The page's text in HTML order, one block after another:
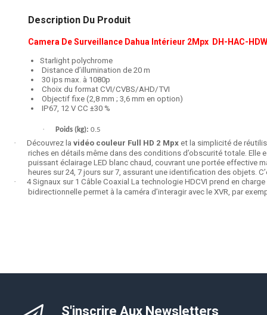
Description Du Produit
Camera De Surveillance Dahua Intérieur 2Mpx DH-HAC-
Starlight polychrome
Distance d’illumination de 20 m
30 ips max. à 1080p
Choix du format CVI/CVBS/AHD/TVI
Objectif fixe (2,8 mm ; 3,6 mm en option)
IP67, 12 V CC ±30 %
· Poids (kg): 0.5
· Découvrez lavidéo couleur Full HD 2 Mpxet la simplicité de
riches en détails même dans des conditions d’obscurité totale. Elle
puissant éclairage LED blanc chaud, couvrant une portée effective
heures sur 24, 7 jours sur 7, assurant une identification des objets.
·
4 Signaux sur 1 Câble Coaxial La technologie HDCVI prend en
bidirectionnelle permet à la caméra d’interagir avec le XVR, par
S'inscrire Aux Newsletters